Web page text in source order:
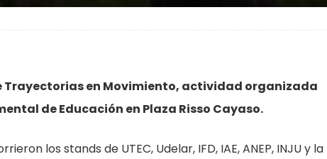
Trayectorias en Movimiento, actividad organizada
de Educación en Plaza Risso Cayaso.
los stands de UTEC, Udelar, IFD, IAE, ANEP, INJU y la